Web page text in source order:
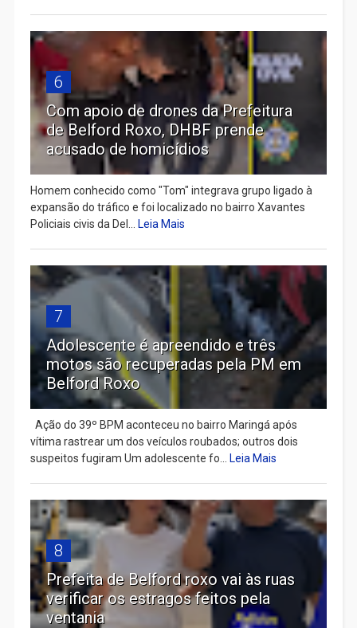
6
Com apoio de drones da Prefeitura
de Belford Roxo, DHBF prende
acusado de homicídios
Homem conhecido como "Tom" integrava grupo ligado à
expansão do tráfico e foi localizado no bairro Xavantes
Policiais civis da Del...
Leia Mais
7
Adolescente é apreendido e três
motos são recuperadas pela PM em
Belford Roxo
Ação do 39º BPM aconteceu no bairro Maringá após
vítima rastrear um dos veículos roubados; outros dois
suspeitos fugiram Um adolescente fo...
Leia Mais
8
Prefeita de Belford roxo vai às ruas
verificar os estragos feitos pela
ventania